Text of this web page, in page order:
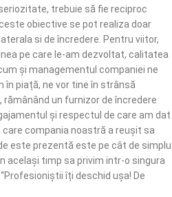
trebuie să fie reciproc
obiective se pot realiza doar
si de încredere. Pentru viitor,
pe care le-am dezvoltat, calitatea
și managementul companiei ne
în piață, ne vor tine în strânsă
un furnizor de încredere
și respectul de care am dat
care compania noastră a reușit sa
este prezentă este pe cât de simplu
același timp sa privim intr-o singura
îți deschid ușa! De